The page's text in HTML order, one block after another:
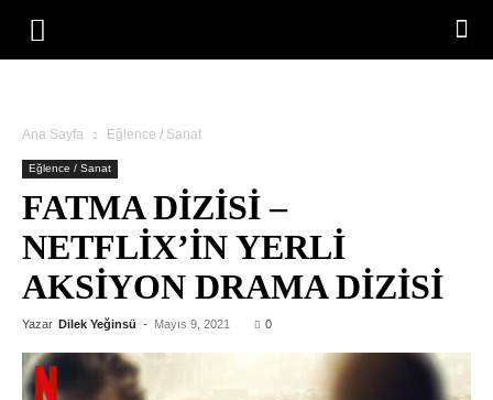
Ana Sayfa Eğlence / Sanat
Eğlence / Sanat
FATMA DIZISI –
NETFLIX’IN YERLI
AKSIYON DRAMA DIZISI
Yazar Dilek Yeğinsü - Mayıs 9, 2021 0